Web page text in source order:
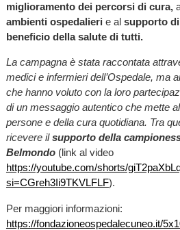
miglioramento dei percorsi di cura,
ambienti ospedalieri e alsupporto di
beneficio della salute di tutti.
La campagna è stata raccontata
medici e infermieri dell’Ospedale, ma
che hanno voluto con la loro
di un messaggio autentico che mette
persone e della cura quotidiana. Tra
ricevere ilsupporto della
Belmondo (link al video
https://youtube.com/shorts/
si=CGreh3Ii9TKVLFLF).
Per maggiori informazioni:
https://fondazioneospedalecuneo.it/